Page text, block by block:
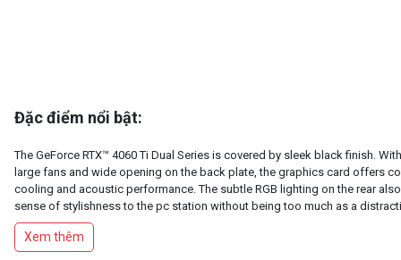
Đặc điểm nổi bật:
The GeForce RTX™ 4060 Ti Dual Series is covered by sleek black finish.
large fans and wide opening on the back plate, the graphics card offers
cooling and acoustic performance. The subtle RGB lighting on the rear
sense of stylishness to the pc station without being too much as a
Xem thêm